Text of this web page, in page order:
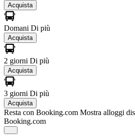
Acquista
Domani Di più
Acquista
2 giorni Di più
Acquista
3 giorni Di più
Acquista
Resta con Booking.com Mostra alloggi
Booking.com